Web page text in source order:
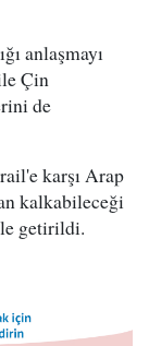
anlaşmayı
Çin
de
karşı Arap
kalkabileceği
getirildi.